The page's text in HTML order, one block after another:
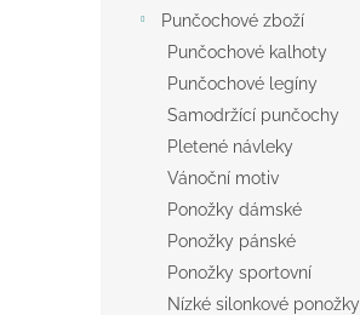
Punčochové zboží
Punčochové kalhoty
Punčochové legíny
Samodržící punčochy
Pletené návleky
Vánoční motiv
Ponožky dámské
Ponožky pánské
Ponožky sportovní
Nízké silonkové ponožky